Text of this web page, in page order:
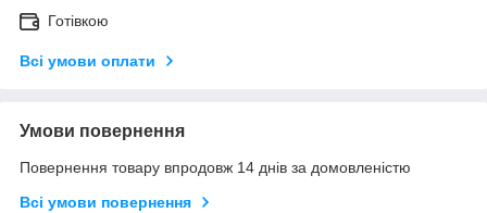
Готівкою
Всі умови оплати
Умови повернення
Повернення товару впродовж 14 днів за домовленістю
Всі умови повернення